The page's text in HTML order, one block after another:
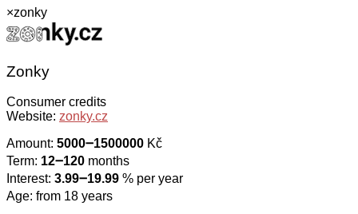
×zonky
Zonky
Consumer credits
Website: zonky.cz
Amount: 5000౼1500000 Kč
Term: 12౼120 months
Interest: 3.99౼19.99 % per year
Age: from 18 years